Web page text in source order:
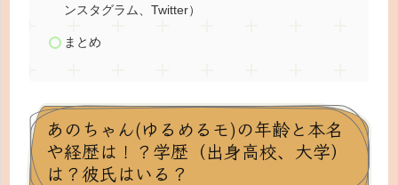
ンスタグラム、Twitter）
まとめ
あのちゃん(ゆるめるモ)の年齢と本名
や経歴は！？学歴（出身高校、大学）
は？彼氏はいる？